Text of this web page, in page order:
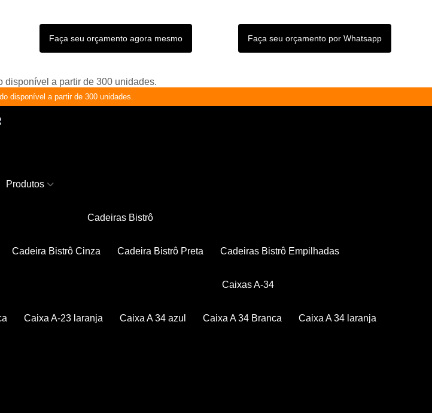
Faça seu orçamento agora mesmo Faça seu orçamento por Whatsapp
disponível a partir de 300 unidades.
disponível a partir de 300 unidades.
Produtos
Cadeiras Bistrô
Cadeira Bistrô Cinza Cadeira Bistrô Preta Cadeiras Bistrô Empilhadas
Caixa A-23 laranja
Caixas A-34
Caixa A 34 azul Caixa A 34 Branca Caixa A 34 laranja